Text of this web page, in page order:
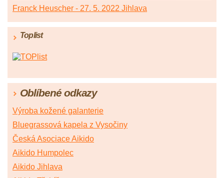
Franck Heuscher - 27. 5. 2022 Jihlava
Toplist
Oblíbené odkazy
Výroba kožené galanterie
Bluegrassová kapela z Vysočiny
Česká Asociace Aikido
Aikido Humpolec
Aikido Jihlava